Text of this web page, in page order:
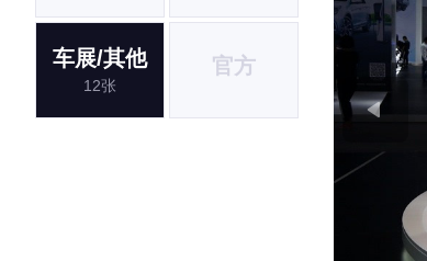
车展/其他
12张
官方